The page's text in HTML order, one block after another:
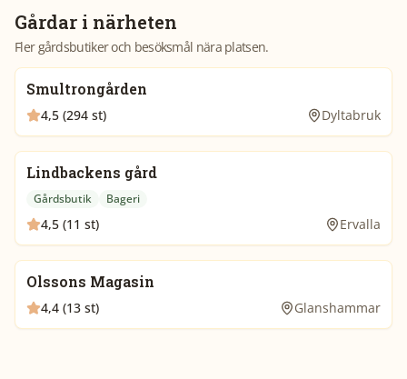
Gårdar i närheten
Fler gårdsbutiker och besöksmål nära platsen.
Smultrongården
4,5 (294 st) Dyltabruk
Lindbackens gård
Gårdsbutik Bageri
4,5 (11 st) Ervalla
Olssons Magasin
4,4 (13 st) Glanshammar